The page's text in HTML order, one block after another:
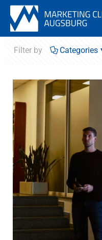
Filter by Categories